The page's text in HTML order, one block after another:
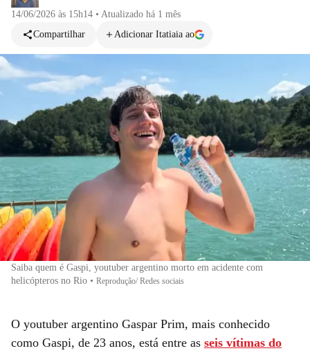
14/06/2026 às 15h14 • Atualizado há 1 mês
Compartilhar
Adicionar Itatiaia ao
Saiba quem é Gaspi, youtuber argentino morto em acidente com
helicópteros no Rio • Reprodução/ Redes sociais
O youtuber argentino Gaspar Prim, mais conhecido
como Gaspi, de 23 anos, está entre as seis vítimas do